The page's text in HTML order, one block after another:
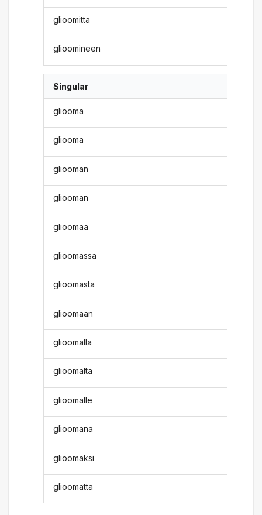
glioomitta
glioomineen
Singular
gliooma
gliooma
gliooman
gliooman
glioomaa
glioomassa
glioomasta
glioomaan
glioomalla
glioomalta
glioomalle
glioomana
glioomaksi
glioomatta